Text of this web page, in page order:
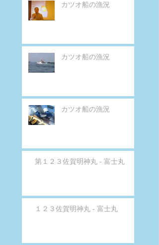
カツオ船の漁況
カツオ船の漁況
カツオ船の漁況
第１２３佐賀明神丸 - 富士丸
１２３佐賀明神丸 - 富士丸